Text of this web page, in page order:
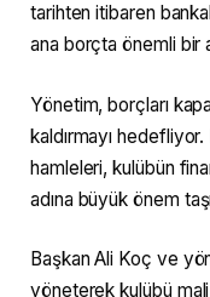
tarihten itibaren
ana borçta önemli bir
Yönetim, borçları
kaldırmayı
hamleleri, kulübün
adına büyük önem
Başkan Ali Koç ve
yöneterek kulübü